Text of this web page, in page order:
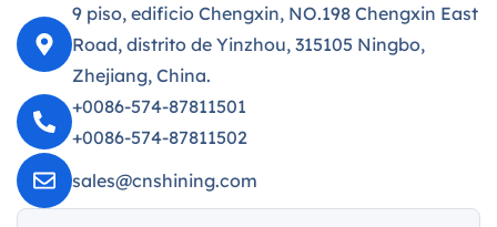
9 piso, edificio Chengxin, NO.198 Chengxin East
Road, distrito de Yinzhou, 315105 Ningbo,
Zhejiang, China.
+0086-574-87811501
+0086-574-87811502
sales@cnshining.com